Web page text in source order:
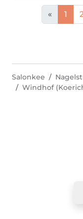
« 1
Salonkee
Windhof